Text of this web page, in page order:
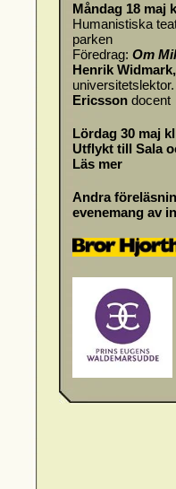
Måndag 18 maj
Humanistiska
parken
Föredrag: Om
Henrik Widmark,
universitetslektor.
Ericsson docent
Lördag 30 maj
Utflykt till Sala
Läs mer
Andra
evenemang av